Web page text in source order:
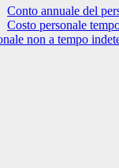
Conto annuale del
Costo personale
non a tempo